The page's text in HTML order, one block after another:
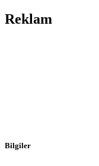
Reklam
Bilgiler